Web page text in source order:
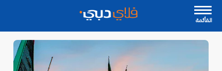
القأئمة